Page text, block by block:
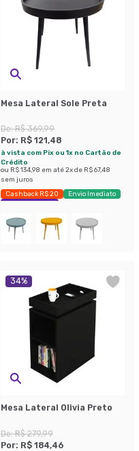
Mesa Lateral Sole Preta
De:R$ 369,99
Por: R$ 121,48
à vista com Pix ou 1x no Cartão de
Crédito
ou R$ 134,98 em até2x de R$ 67,48
sem juros
Cashback R$ 20
Envio Imediato
Economize 67%
34%
Mesa Lateral Olivia Preto
De:R$ 279,99
Por: R$ 184,46